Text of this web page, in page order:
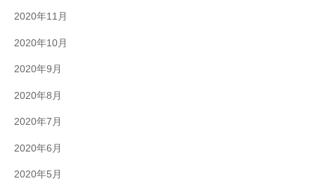
2020年11月
2020年10月
2020年9月
2020年8月
2020年7月
2020年6月
2020年5月